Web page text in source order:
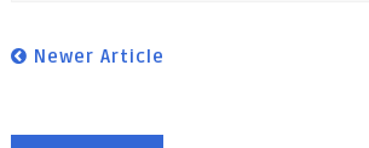
Newer Article